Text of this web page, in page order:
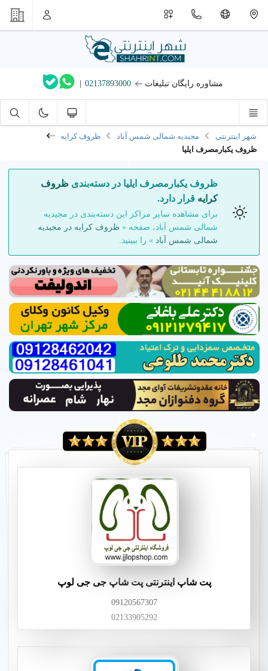
مشاوره رایگان تبلیغات 02137893000
|
شهر اینترنتی مجیدیه شمالی شمس آباد
ظروف کرایه
ظروف یکبارمصرف ایلیا
ظروف یکبارمصرف ایلیا در دسته‌بندیظروف
کرایه قرار دارد.
برای مشاهده سایر مراکز این دسته‌بندی در مجیدیه
شمالی شمس آباد، صفحه «ظروف کرایه در مجیدیه
شمالی شمس آباد» را ببینید.
پت شاپ اینترنتی پت شاپ جی جی لوپ
09120567307
02133905292